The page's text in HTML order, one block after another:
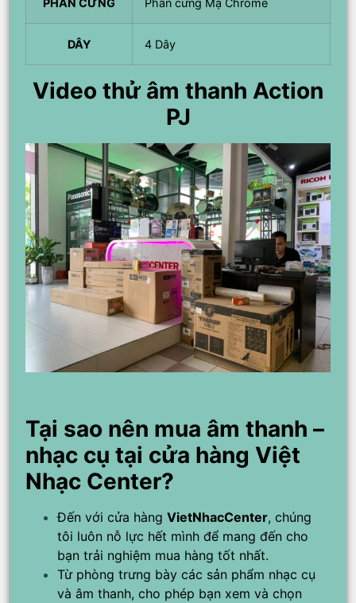
PHẦN CỨNG Phần cứng Mạ Chrome
DÂY 4 Dây
Video thử âm thanh Action
PJ
Tại sao nên mua âm thanh –
nhạc cụ tại cửa hàng Việt
Nhạc Center?
Đến với cửa hàng VietNhacCenter, chúng
tôi luôn nỗ lực hết mình để mang đến cho
bạn trải nghiệm mua hàng tốt nhất.
Từ phòng trưng bày các sản phẩm nhạc cụ
và âm thanh, cho phép bạn xem và chọn